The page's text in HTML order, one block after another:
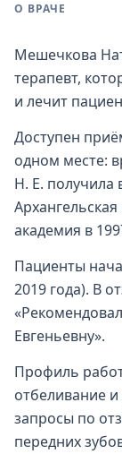
О ВРАЧЕ
Мешечкова
терапевт,
и лечит
Доступен
одном месте:
Н. Е. получила
академия в
Пациенты
2019 года). В
Евгеньевну».
Профиль
отбеливание
запросы по
передних